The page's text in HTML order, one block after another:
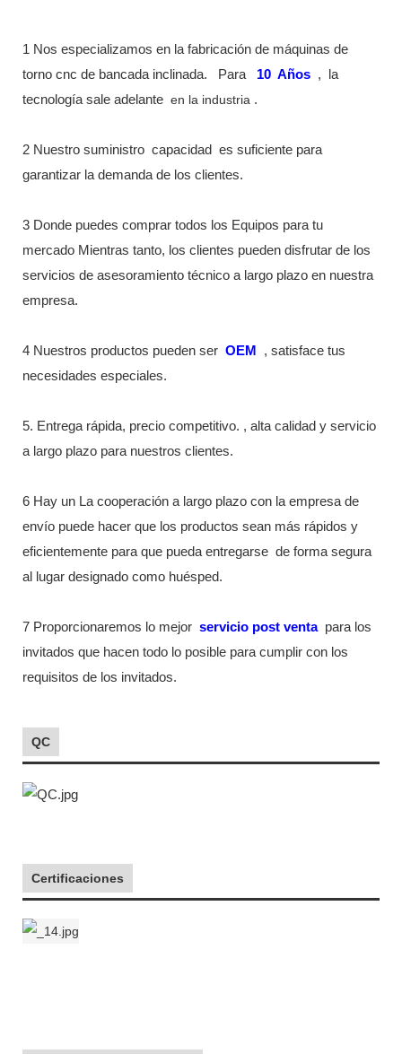
1 Nos especializamos en la fabricación de máquinas de
torno cnc de bancada inclinada.
Para 10 Años ,
la
tecnología sale adelante en la industria .
2 Nuestro suministro capacidad
es suficiente para
garantizar la demanda de los clientes.
3 Donde puedes comprar todos los Equipos para tu
mercado Mientras tanto, los clientes pueden disfrutar de los
servicios de asesoramiento técnico a largo plazo en nuestra
empresa.
4 Nuestros productos pueden ser OEM
, satisface tus
necesidades especiales.
5. Entrega rápida, precio competitivo. , alta calidad y servicio
a largo plazo para nuestros clientes.
6 Hay un La cooperación a largo plazo con la empresa de
envío puede hacer que los productos sean más rápidos y
eficientemente para que pueda entregarse de forma segura
al lugar designado como huésped.
7 Proporcionaremos lo mejor servicio post venta para los
invitados que hacen todo lo posible para cumplir con los
requisitos de los invitados.
QC
Certificaciones